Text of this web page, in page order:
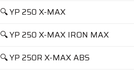
🔍 YP 250 X-MAX
🔍 YP 250 X-MAX IRON MAX
🔍 YP 250R X-MAX ABS